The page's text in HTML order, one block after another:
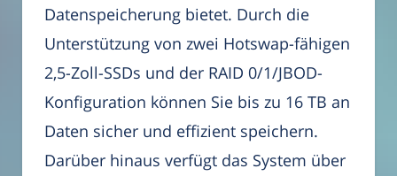
Datenspeicherung bietet. Durch die
Unterstützung von zwei Hotswap-fähigen
2,5-Zoll-SSDs und der RAID 0/1/JBOD-
Konfiguration können Sie bis zu 16 TB an
Daten sicher und effizient speichern.
Darüber hinaus verfügt das System über